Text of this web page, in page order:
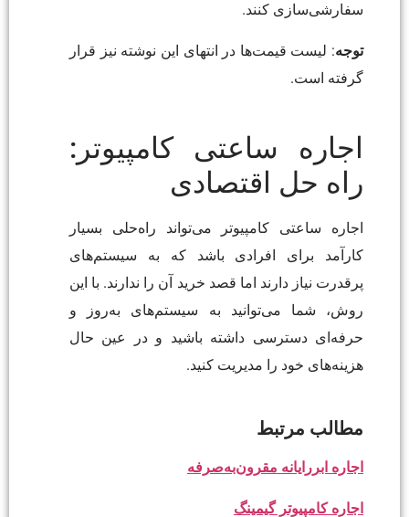
سفارشی‌سازی کنند.
توجه: لیست قیمت‌ها در انتهای این نوشته نیز قرار
گرفته است.
اجاره ساعتی کامپیوتر:
راه حل اقتصادی
اجاره ساعتی کامپیوتر می‌تواند راه‌حلی بسیار
کارآمد برای افرادی باشد که به سیستم‌های
پرقدرت نیاز دارند اما قصد خرید آن را ندارند. با این
روش، شما می‌توانید به سیستم‌های به‌روز و
حرفه‌ای دسترسی داشته باشید و در عین حال
هزینه‌های خود را مدیریت کنید.
مطالب مرتبط
اجاره ابررایانه مقرون‌به‌صرفه
اجاره کامپیوتر گیمینگ